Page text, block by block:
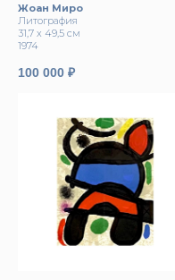
Жоан Миро
Литография
31,7 х 49,5 см
1974
100 000 ₽